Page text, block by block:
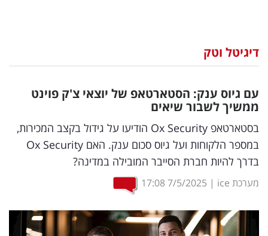
וצרכנות
דיגיטל
וטק
שיווק
ופרסום
מדדים
דיגיטל וטק
עם גיוס ענק: הסטארטאפ של יוצאי צ'ק פוינט
ממשיך לשבור שיאים
בסטארטאפ Ox Security הודיעו על גידול בקצב המכירות,
במספר הלקוחות ועל גיוס סכום ענק. האם Ox Security
בדרך להיות חברת הסייבר המובילה במדינה?
מערכת ice |
7/5/2025
17:08